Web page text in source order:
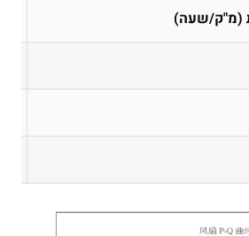
(מ"ק/שעה)